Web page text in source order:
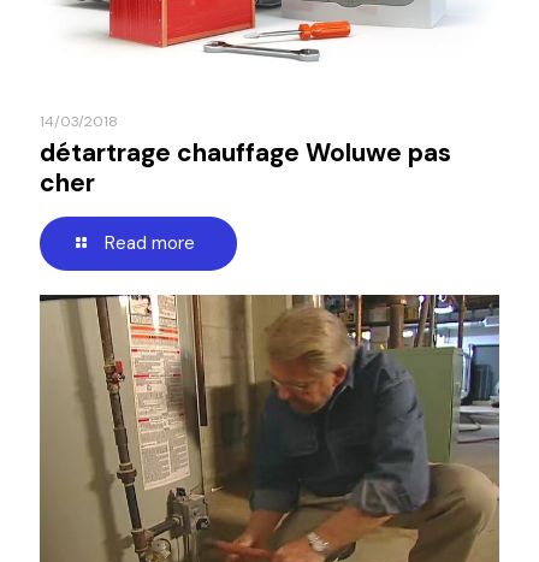
14/03/2018
détartrage chauffage Woluwe pas
cher
Read more